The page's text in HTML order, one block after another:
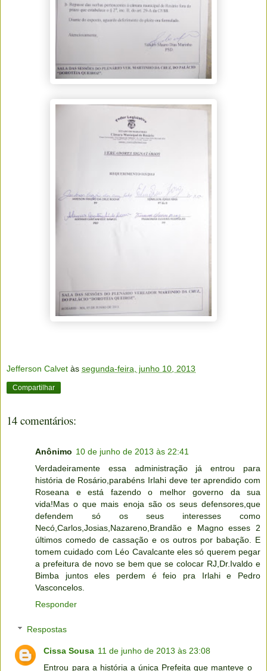
Jefferson Calvet às segunda-feira, junho 10, 2013
Compartilhar
14 comentários:
Anônimo 10 de junho de 2013 às 22:41
Verdadeiramente essa administração já entrou para
história de Rosário,parabéns Irlahi deve ter aprendido com
Roseana e está fazendo o melhor governo da sua
vida!Mas o que mais enoja são os seus defensores,que
defendem só os seus interesses como
Necó,Carlos,Josias,Nazareno,Brandão e Magno esses 2
últimos comedo de cassação e os outros por babação. E
tomem cuidado com Léo Cavalcante eles só querem pegar
a prefeitura de novo se bem que se colocar RJ,Dr.Ivaldo e
Bimba juntos eles perdem é feio pra Irlahi e Pedro
Vasconcelos.
Responder
Respostas
Cissa Sousa 11 de junho de 2013 às 23:08
Entrou para a história a única Prefeita que manteve o